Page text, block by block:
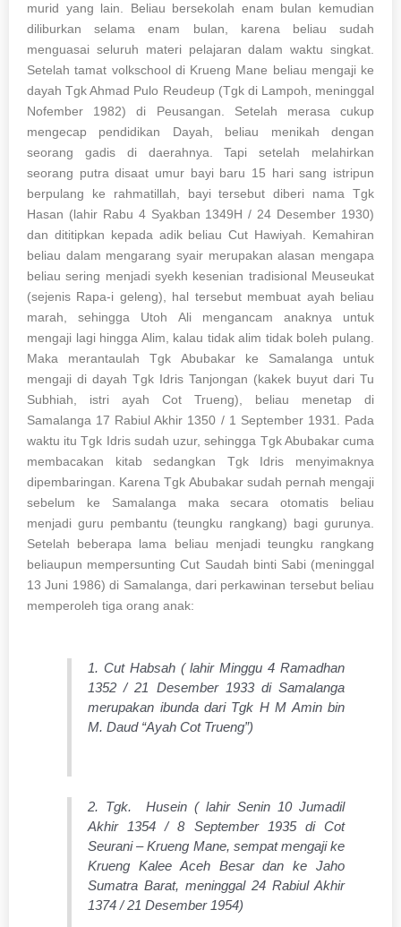
murid yang lain. Beliau bersekolah enam bulan kemudian
diliburkan selama enam bulan, karena beliau sudah
menguasai seluruh materi pelajaran dalam waktu singkat.
Setelah tamat volkschool di Krueng Mane beliau mengaji ke
dayah Tgk Ahmad Pulo Reudeup (Tgk di Lampoh, meninggal
Nofember 1982) di Peusangan. Setelah merasa cukup
mengecap pendidikan Dayah, beliau menikah dengan
seorang gadis di daerahnya. Tapi setelah melahirkan
seorang putra disaat umur bayi baru 15 hari sang istripun
berpulang ke rahmatillah, bayi tersebut diberi nama Tgk
Hasan (lahir Rabu 4 Syakban 1349H / 24 Desember 1930)
dan dititipkan kepada adik beliau Cut Hawiyah. Kemahiran
beliau dalam mengarang syair merupakan alasan mengapa
beliau sering menjadi syekh kesenian tradisional Meuseukat
(sejenis Rapa-i geleng), hal tersebut membuat ayah beliau
marah, sehingga Utoh Ali mengancam anaknya untuk
mengaji lagi hingga Alim, kalau tidak alim tidak boleh pulang.
Maka merantaulah Tgk Abubakar ke Samalanga untuk
mengaji di dayah Tgk Idris Tanjongan (kakek buyut dari Tu
Subhiah, istri ayah Cot Trueng), beliau menetap di
Samalanga 17 Rabiul Akhir 1350 / 1 September 1931. Pada
waktu itu Tgk Idris sudah uzur, sehingga Tgk Abubakar cuma
membacakan kitab sedangkan Tgk Idris menyimaknya
dipembaringan. Karena Tgk Abubakar sudah pernah mengaji
sebelum ke Samalanga maka secara otomatis beliau
menjadi guru pembantu (teungku rangkang) bagi gurunya.
Setelah beberapa lama beliau menjadi teungku rangkang
beliaupun mempersunting Cut Saudah binti Sabi (meninggal
13 Juni 1986) di Samalanga, dari perkawinan tersebut beliau
memperoleh tiga orang anak:
1. Cut Habsah ( lahir Minggu 4 Ramadhan
1352 / 21 Desember 1933 di Samalanga
merupakan ibunda dari Tgk H M Amin bin
M. Daud “Ayah Cot Trueng”)
2. Tgk. Husein ( lahir Senin 10 Jumadil
Akhir 1354 / 8 September 1935 di Cot
Seurani – Krueng Mane, sempat mengaji ke
Krueng Kalee Aceh Besar dan ke Jaho
Sumatra Barat, meninggal 24 Rabiul Akhir
1374 / 21 Desember 1954)